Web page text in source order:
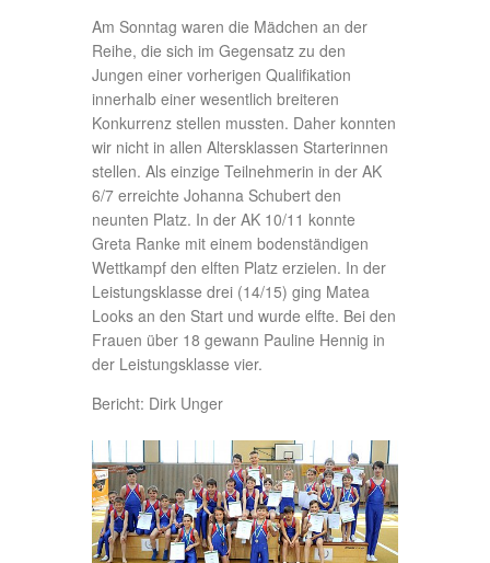
Am Sonntag waren die Mädchen an der
Reihe, die sich im Gegensatz zu den
Jungen einer vorherigen Qualifikation
innerhalb einer wesentlich breiteren
Konkurrenz stellen mussten. Daher konnten
wir nicht in allen Altersklassen Starterinnen
stellen. Als einzige Teilnehmerin in der AK
6/7 erreichte Johanna Schubert den
neunten Platz. In der AK 10/11 konnte
Greta Ranke mit einem bodenständigen
Wettkampf den elften Platz erzielen. In der
Leistungsklasse drei (14/15) ging Matea
Looks an den Start und wurde elfte. Bei den
Frauen über 18 gewann Pauline Hennig in
der Leistungsklasse vier.
Bericht: Dirk Unger